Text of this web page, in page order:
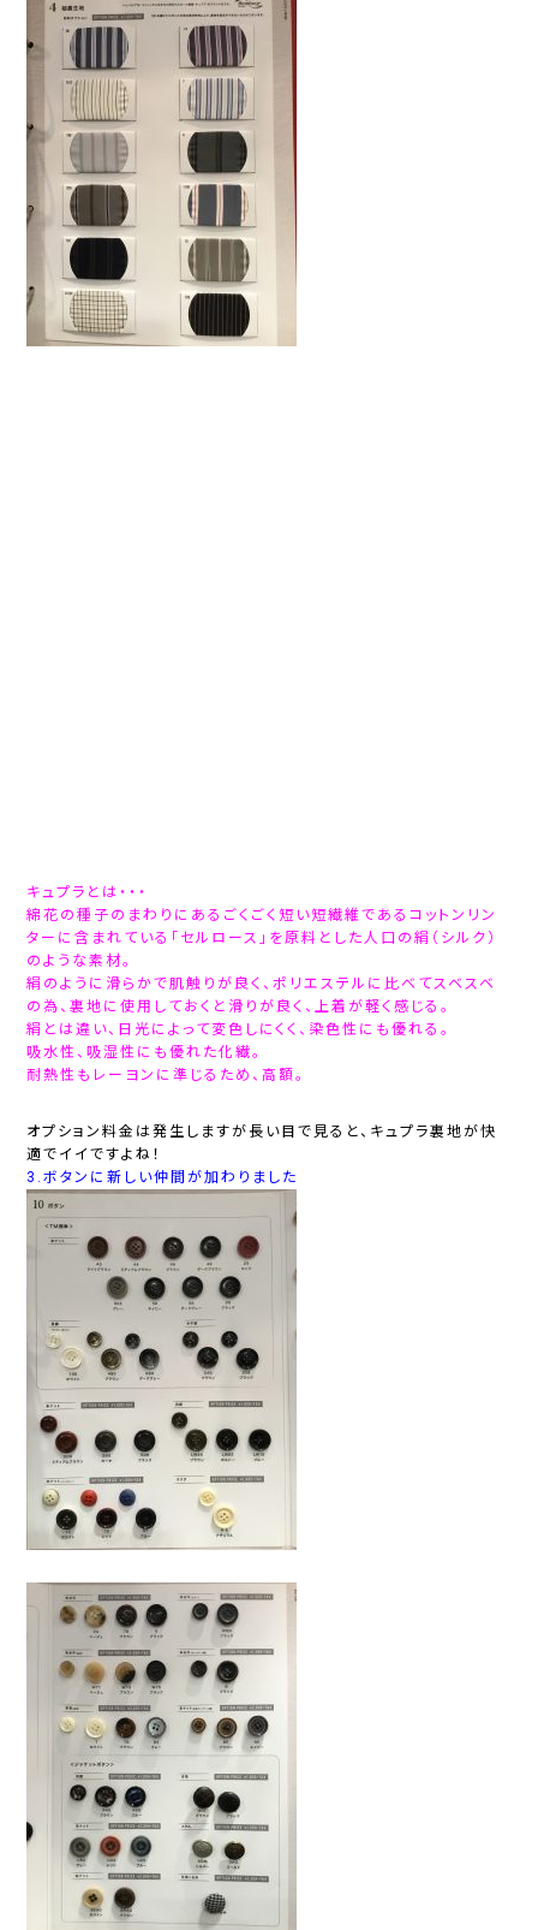
キュプラとは・・・
綿花の種子のまわりにあるごくごく短い短繊維であるコットンリン
ターに含まれている「セルロース」を原料とした人口の絹（シルク）
のような素材。
絹のように滑らかで肌触りが良く、ポリエステルに比べてスベスベ
の為、裏地に使用しておくと滑りが良く、上着が軽く感じる。
絹とは違い、日光によって変色しにくく、染色性にも優れる。
吸水性、吸湿性にも優れた化繊。
耐熱性もレーヨンに準じるため、高額。
オプション料金は発生しますが長い目で見ると、キュプラ裏地が快
適でイイですよね！
3.ボタンに新しい仲間が加わりました